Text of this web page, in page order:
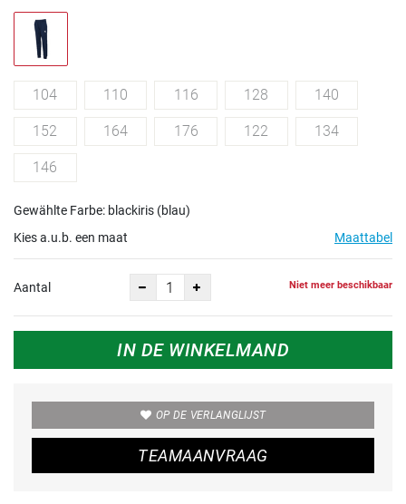
104 110 116 128 140
152 164 176 122 134
146
Gewählte Farbe: blackiris (blau)
Kies a.u.b. een maat
Maattabel
Aantal Niet meer beschikbaar
IN DE WINKELMAND
OP DE VERLANGLIJST
TEAMAANVRAAG